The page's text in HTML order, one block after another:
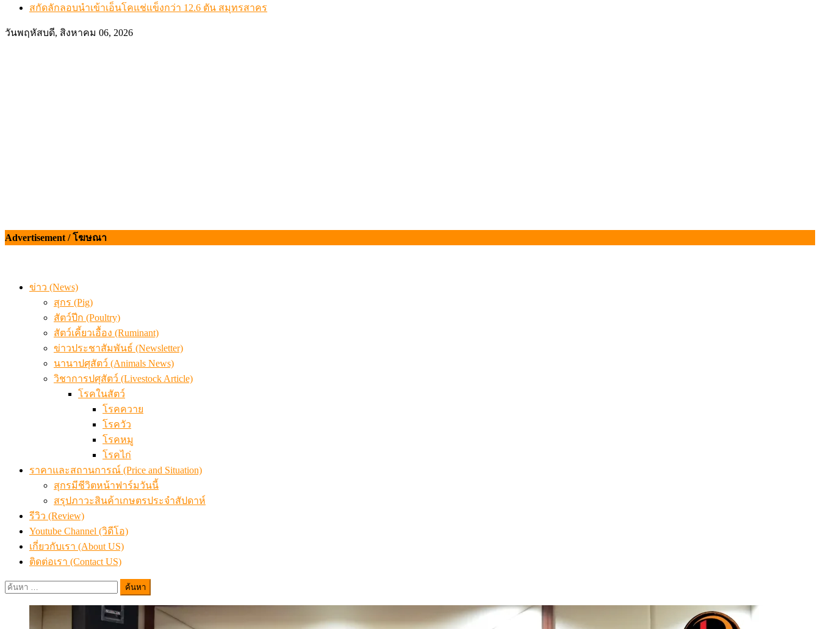
สกัดลักลอบนำเข้าเอ็นโคแช่แข็งกว่า 12.6 ตัน สมุทรสาคร
วันพฤหัสบดี, สิงหาคม 06, 2026
Advertisement / โฆษณา
ข่าว (News)
สุกร (Pig)
สัตว์ปีก (Poultry)
สัตว์เคี้ยวเอื้อง (Ruminant)
ข่าวประชาสัมพันธ์ (Newsletter)
นานาปศุสัตว์ (Animals News)
วิชาการปศุสัตว์ (Livestock Article)
โรคในสัตว์
โรคควาย
โรควัว
โรคหมู
โรคไก่
ราคาและสถานการณ์ (Price and Situation)
สุกรมีชีวิตหน้าฟาร์มวันนี้
สรุปภาวะสินค้าเกษตรประจำสัปดาห์
รีวิว (Review)
Youtube Channel (วิดีโอ)
เกี่ยวกับเรา (About US)
ติดต่อเรา (Contact US)
ค้นหา